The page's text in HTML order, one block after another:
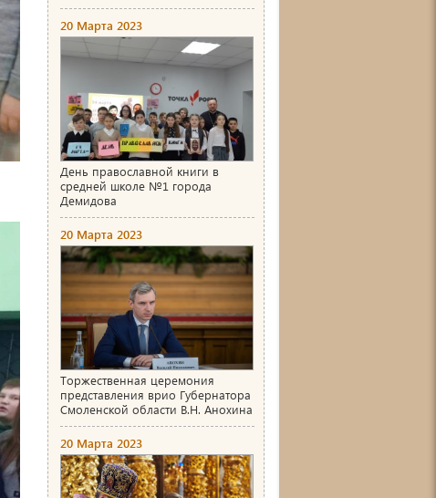
20 Марта 2023
День православной книги в
средней школе №1 города
Демидова
20 Марта 2023
Торжественная церемония
представления врио Губернатора
Смоленской области В.Н. Анохина
20 Марта 2023